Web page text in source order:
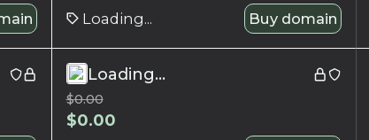
Loading... Buy domain
Loading...
$0.00
$0.00